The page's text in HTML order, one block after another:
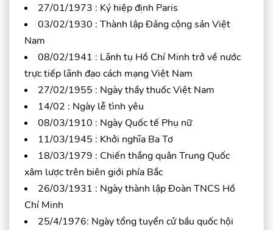
27/01/1973 : Ký hiệp định Paris
03/02/1930 : Thành lập Đảng cộng sản Việt
Nam
08/02/1941 : Lãnh tụ Hồ Chí Minh trở về nước
trực tiếp lãnh đạo cách mạng Việt Nam
27/02/1955 : Ngày thầy thuốc Việt Nam
14/02 : Ngày lễ tình yêu
08/03/1910 : Ngày Quốc tế Phụ nữ
11/03/1945 : Khởi nghĩa Ba Tơ
18/03/1979 : Chiến thắng quân Trung Quốc
xâm lược trên biên giới phía Bắc
26/03/1931 : Ngày thành lập Đoàn TNCS Hồ
Chí Minh
25/4/1976: Ngày tổng tuyển cử bầu quốc hội